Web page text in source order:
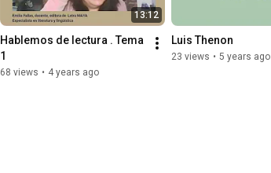
13:12
Hablemos de lectura . Tema
1
68 views • 4 years ago
Luis Thenon
23 views • 5 years ago